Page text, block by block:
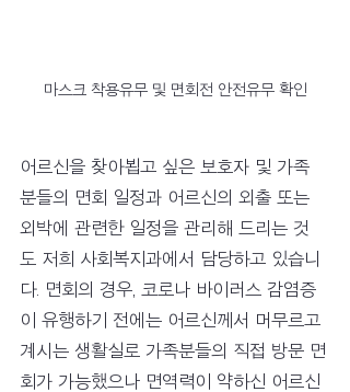
마스크 착용유무 및 면회전 안전유무 확인
어르신을 찾아뵙고 싶은 보호자 및 가족
분들의 면회 일정과 어르신의 외출 또는
외박에 관련한 일정을 관리해 드리는 것
도 저희 사회복지과에서 담당하고 있습니
다. 면회의 경우, 코로나 바이러스 감염증
이 유행하기 전에는 어르신께서 머무르고
계시는 생활실로 가족분들의 직접 방문 면
회가 가능했으나 면역력이 약하신 어르신